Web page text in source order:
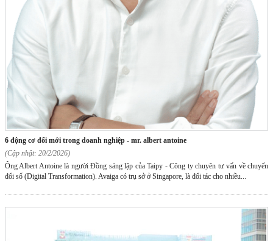
6 động cơ đổi mới trong doanh nghiệp - mr. albert antoine
(Cập nhật: 20/2/2026)
Ông Albert Antoine là người Đồng sáng lập của Taipy - Công ty chuyên tư vấn về chuyển
đổi số (Digital Transformation). Avaiga có trụ sở ở Singapore, là đối tác cho nhiều...